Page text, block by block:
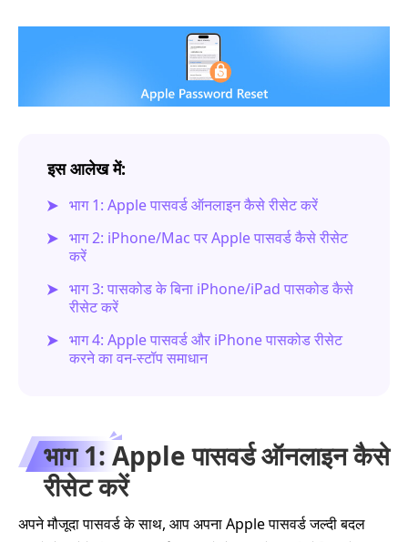
इस आलेख में:
भाग 1: Apple पासवर्ड ऑनलाइन कैसे रीसेट करें
भाग 2: iPhone/Mac पर Apple पासवर्ड कैसे रीसेट
करें
भाग 3: पासकोड के बिना iPhone/iPad पासकोड कैसे
रीसेट करें
भाग 4: Apple पासवर्ड और iPhone पासकोड रीसेट
करने का वन‑स्टॉप समाधान
भाग 1: Apple पासवर्ड ऑनलाइन कैसे
रीसेट करें
अपने मौजूदा पासवर्ड के साथ, आप अपना Apple पासवर्ड जल्दी बदल